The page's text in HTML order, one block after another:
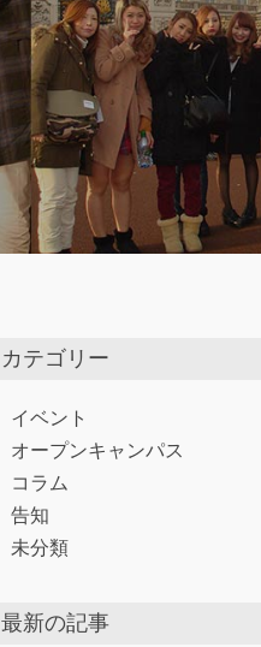
カテゴリー
イベント
オープンキャンパス
コラム
告知
未分類
最新の記事